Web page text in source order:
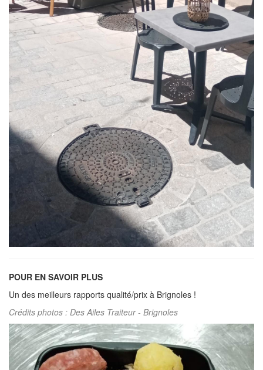
POUR EN SAVOIR PLUS
Un des meilleurs rapports qualité/prix à Brignoles !
Crédits photos : Des Ailes Traiteur - Brignoles